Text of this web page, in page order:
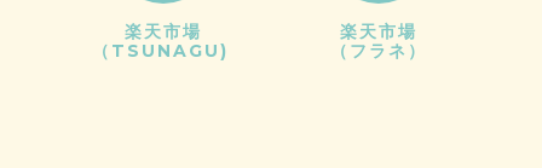
楽天市場
（TSUNAGU)
楽天市場
（フラネ）